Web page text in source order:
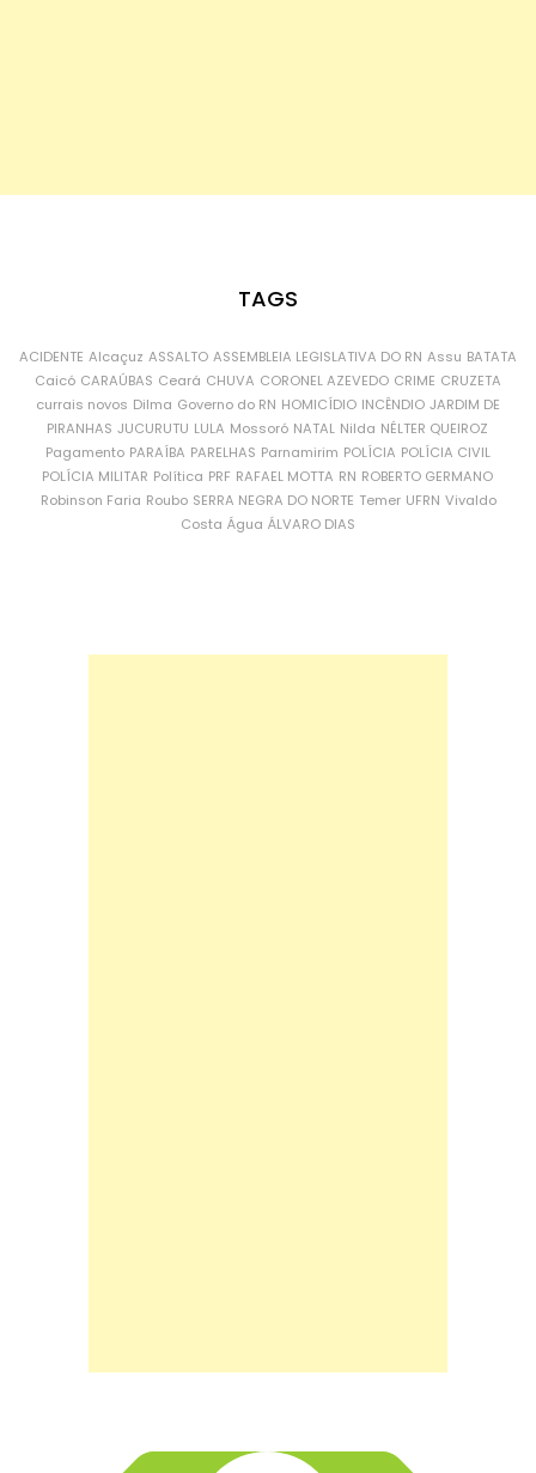
TAGS
ACIDENTE Alcaçuz ASSALTO ASSEMBLEIA LEGISLATIVA DO RN Assu BATATA
Caicó CARAÚBAS Ceará CHUVA CORONEL AZEVEDO CRIME CRUZETA
currais novos Dilma Governo do RN HOMICÍDIO INCÊNDIO JARDIM DE
PIRANHAS JUCURUTU LULA Mossoró NATAL Nilda NÉLTER QUEIROZ
Pagamento PARAÍBA PARELHAS Parnamirim POLÍCIA POLÍCIA CIVIL
POLÍCIA MILITAR Política PRF RAFAEL MOTTA RN ROBERTO GERMANO
Robinson Faria Roubo SERRA NEGRA DO NORTE Temer UFRN Vivaldo
Costa Água ÁLVARO DIAS